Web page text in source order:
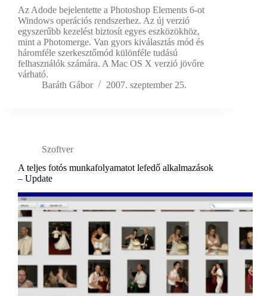
Az Adode bejelentette a Photoshop Elements 6-ot
Windows operációs rendszerhez. Az új verzió
egyszerűbb kezelést biztosít egyes eszközökhöz,
mint a Photomerge. Van gyors kiválasztás mód és
háromféle szerkesztőmód különféle tudású
felhasználók számára. A Mac OS X verzió jövőre
várható.
Baráth Gábor
2007. szeptember 25.
Szoftver
A teljes fotós munkafolyamatot lefedő alkalmazások
– Update